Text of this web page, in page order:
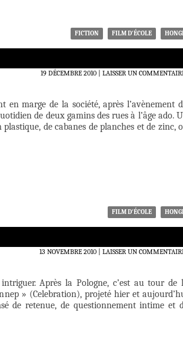
FICTION FILM D'ÉCOLE
19 DÉCEMBRE 2010 LAISSER UN
marge de la société, après l’avènement
de deux gamins des rues à l’âge ado.
plastique, de cabanes de planches et de zinc,
FILM D'ÉCOLE
13 NOVEMBRE 2010 LAISSER UN
Après la Pologne, c’est au tour de
» (Celebration), projeté hier et
de retenue, de questionnement intime et